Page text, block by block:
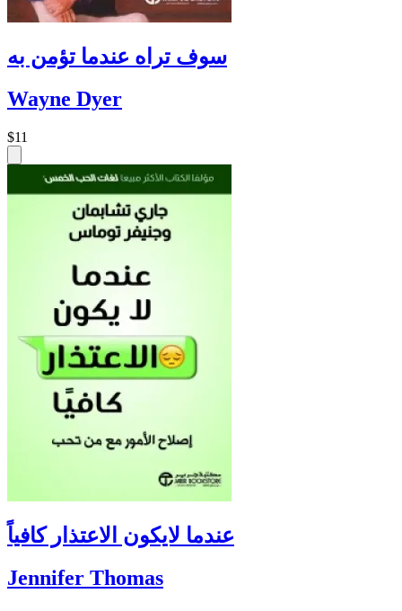
سوف تراه عندما تؤمن به
Wayne Dyer
$11
عندما لايكون الاعتذار كافياً
Jennifer Thomas